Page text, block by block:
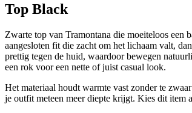
Top Black
Zwarte top van Tramontana die moeiteloos een
aangesloten fit die zacht om het lichaam valt,
prettig tegen de huid, waardoor bewegen
een rok voor een nette of juist casual look.
Het materiaal houdt warmte vast zonder te
je outfit meteen meer diepte krijgt. Kies dit item